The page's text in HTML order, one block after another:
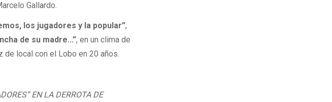
Gallardo.
los jugadores y la popular”,
de su madre…”, en un clima de
local con el Lobo en 20 años.
EN LA DERROTA DE